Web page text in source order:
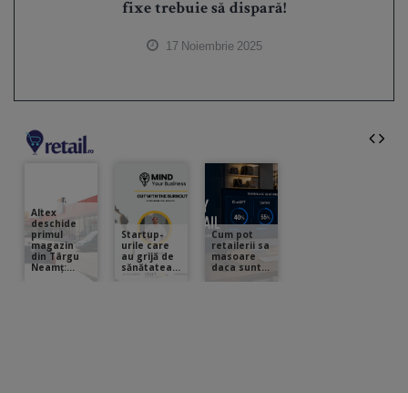
fixe trebuie să dispară!
17 Noiembrie 2025